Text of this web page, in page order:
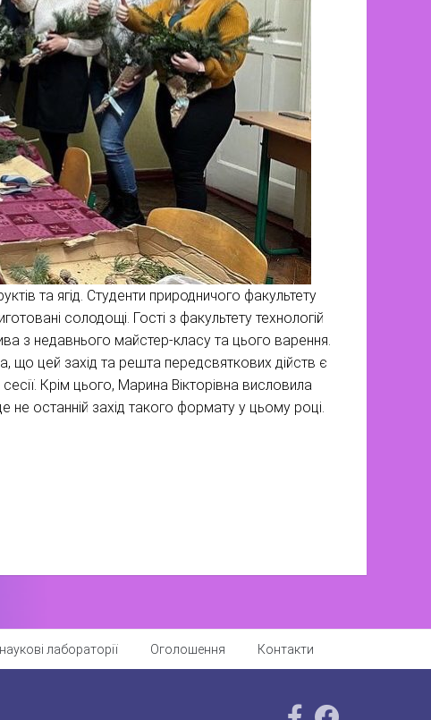
та ягід. Студенти природничого факультету
солодощі. Гості з факультету технологій
з недавнього майстер-класу та цього варення.
що цей захід та решта передсвяткових дійств є
Крім цього, Марина Вікторівна висловила
не останній захід такого формату у цьому році.
лабораторії Оголошення Контакти